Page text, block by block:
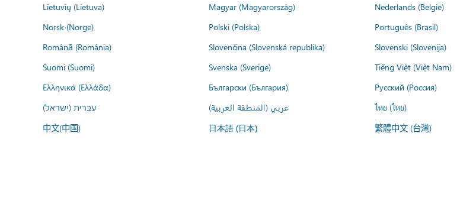
Lietuvių (Lietuva)
Magyar (Magyarország) Nederlands (België)
Norsk (Norge)
Polski (Polska) Português (Brasil)
Română (România)
Slovenčina (Slovenská republika) Slovenski (Slovenija)
Suomi (Suomi)
Svenska (Sverige) Tiếng Việt (Việt Nam)
Ελληνικά (Ελλάδα)
Български (България) Русский (Россия)
עברית (ישראל)
عربي (المنطقة العربية) ไทย (ไทย)
中文(中国) 日本語 (日本) 繁體中文 (台灣)